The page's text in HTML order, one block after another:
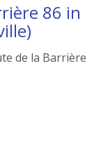
86 in
de la Barrière